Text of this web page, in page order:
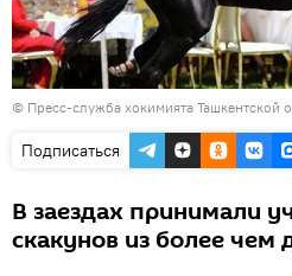
© Пресс-служба хокимията Ташкентской
Подписаться
В заездах принимали
скакунов из более чем